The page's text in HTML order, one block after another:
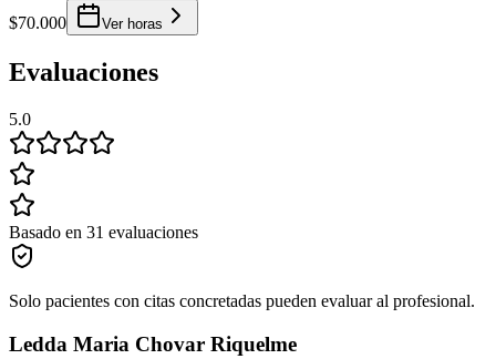
$70.000
Ver horas
Evaluaciones
5.0
Basado en 31 evaluaciones
Solo pacientes con citas concretadas pueden evaluar al profesional.
Ledda Maria Chovar Riquelme